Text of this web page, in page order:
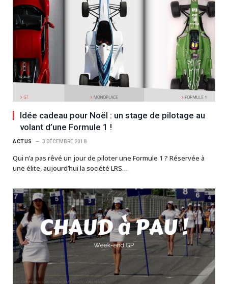
Idée cadeau pour Noël : un stage de pilotage au
volant d’une Formule 1 !
ACTUS 3 DÉCEMBRE 2018
Qui n’a pas rêvé un jour de piloter une Formule 1 ? Réservée à
une élite, aujourd’hui la société LRS…